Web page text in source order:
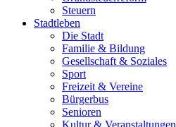
Steuern
Stadtleben
Die Stadt
Familie & Bildung
Gesellschaft & Soziales
Sport
Freizeit & Vereine
Bürgerbus
Senioren
Kultur & Veranstaltungen